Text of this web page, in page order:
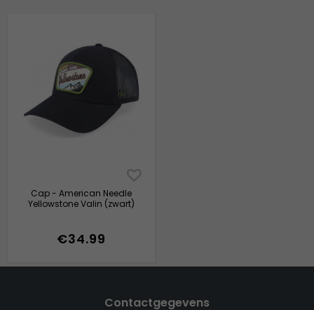
Cap - American Needle
Yellowstone Valin (zwart)
€34.99
Contactgegevens